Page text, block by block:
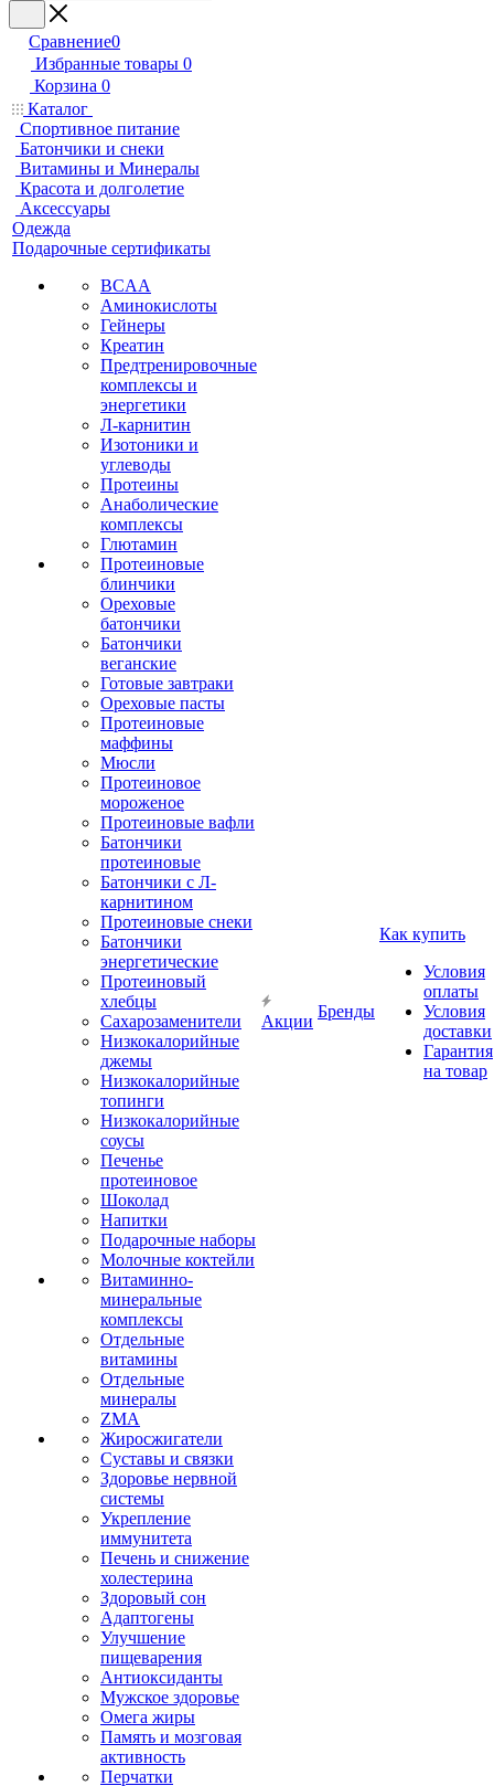
Сравнение0
Избранные товары 0
Корзина 0
Каталог
Спортивное питание
Батончики и снеки
Витамины и Минералы
Красота и долголетие
Аксессуары
Одежда
Подарочные сертификаты
BCAA
Аминокислоты
Гейнеры
Креатин
Предтренировочные
комплексы и
энергетики
Л-карнитин
Изотоники и
углеводы
Протеины
Анаболические
комплексы
Глютамин
Протеиновые
блинчики
Ореховые
батончики
Батончики
веганские
Готовые завтраки
Ореховые пасты
Протеиновые
маффины
Мюсли
Протеиновое
мороженое
Протеиновые вафли
Батончики
протеиновые
Батончики с Л-
карнитином
Протеиновые снеки
Батончики
энергетические
Протеиновый
хлебцы
Сахарозаменители
Низкокалорийные
джемы
Низкокалорийные
топинги
Низкокалорийные
соусы
Печенье
протеиновое
Шоколад
Напитки
Подарочные наборы
Молочные коктейли
Витаминно-
минеральные
комплексы
Отдельные
витамины
Отдельные
минералы
ZMA
Жиросжигатели
Суставы и связки
Здоровье нервной
системы
Укрепление
иммунитета
Печень и снижение
холестерина
Здоровый сон
Адаптогены
Улучшение
пищеварения
Антиоксиданты
Мужское здоровье
Омега жиры
Память и мозговая
активность
Перчатки
Акции
Бренды
Как купить
Условия
оплаты
Условия
доставки
Гарантия
на товар